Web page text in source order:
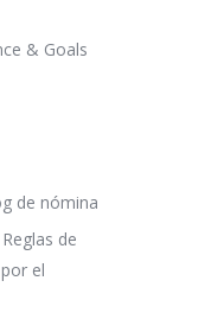
& Goals
de nómina
Reglas de
el